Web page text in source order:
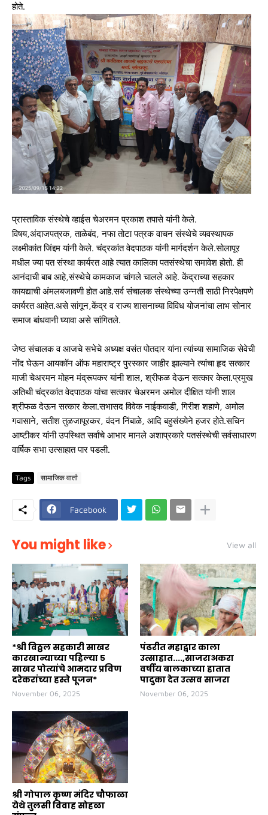
होते.
प्रास्ताविक संस्थेचे व्हाईस चेअरमन प्रकाश तपासे यांनी केले.
विषय,अंदाजपत्रक, ताळेबंद, नफा तोटा पत्रक वाचन संस्थेचे व्यवस्थापक
लक्ष्मीकांत जिंद्दम यांनी केले. चंद्रकांत वेदपाठक यांनी मार्गदर्शन केले.सोलापूर
मधील ज्या पत संस्था कार्यरत आहे त्यात कालिका पतसंस्थेचा समावेश होतो. ही
आनंदाची बाब आहे,संस्थेचे कामकाज चांगले चालले आहे. केंद्राच्या सहकार
कायद्याची अंमलबजावणी होत आहे.सर्व संचालक संस्थेच्या उन्नती साठी निरपेक्षपणे
कार्यरत आहेत.असे सांगून,केंद्र व राज्य शासनाच्या विविध योजनांचा लाभ सोनार
समाज बांधवानी घ्यावा असे सांगितले.
जेष्ठ संचालक व आजचे सभेचे अध्यक्ष वसंत पोतदार यांना त्यांच्या सामाजिक सेवेची
नोंद घेऊन आयकॉन ऑफ महाराष्ट्र पुरस्कार जाहीर झाल्याने त्यांचा हृद सत्कार
माजी चेअरमन मोहन मंद्रूपकर यांनी शाल, श्रीफळ देऊन सत्कार केला.प्रमुख
अतिथी चंद्रकांत वेदपाठक यांचा सत्कार चेअरमन अमोल दीक्षित यांनी शाल
श्रीफळ देऊन सत्कार केला.सभासद विवेक नाईकवाडी, गिरीश शहाणे, अमोल
गवासाने, सतीश तुळजापूरकर, वंदन निंबाळे, आदि बहुसंख्येने हजर होते.सचिन
आष्टीकर यांनी उपस्थित सर्वांचे आभार मानले अशाप्रकारे पतसंस्थेची सर्वसाधारण
वार्षिक सभा उत्साहात पार पडली.
Tags सामाजिक वार्ता
Facebook
You might like View all
*श्री विठ्ठल सहकारी साखर
कारखान्याच्या पहिल्या ५
साखर पोत्यांचे आमदार प्रविण
दरेकरांच्या हस्ते पूजन*
November 06, 2025
पंढरीत महाद्वार काला
उत्साहात....,साजराअकरा
वर्षीय बालकाच्या हातात
पादुका देत उत्सव साजरा
November 06, 2025
श्री गोपाल कृष्ण मंदिर चौफाळा
येथे तुलसी विवाह सोहळा